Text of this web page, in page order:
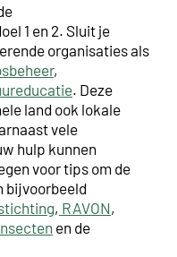
1 en 2. Sluit je
organisaties als
,
. Deze
land ook lokale
vele
hulp kunnen
voor tips om de
bijvoorbeeld
, RAVON,
en de